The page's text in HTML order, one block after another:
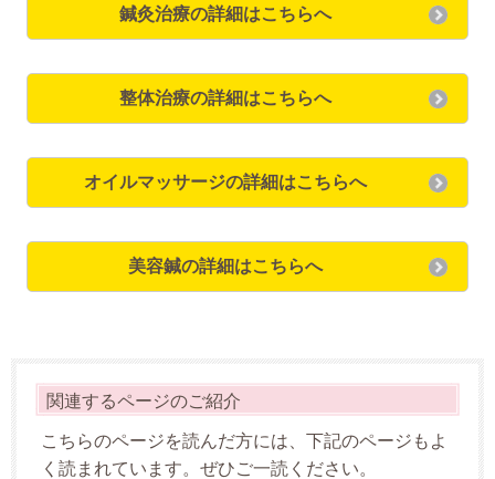
鍼灸治療の詳細はこちらへ
整体治療の詳細はこちらへ
オイルマッサージの詳細はこちらへ
美容鍼の詳細はこちらへ
関連するページのご紹介
こちらのページを読んだ方には、下記のページもよ
く読まれています。ぜひご一読ください。